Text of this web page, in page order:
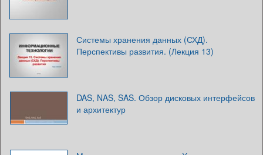
Системы хранения данных (СХД).
Перспективы развития. (Лекция 13)
DAS, NAS, SAS. Обзор дисковых интерфейсов
и архитектур